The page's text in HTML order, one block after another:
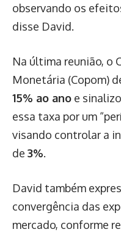
observando os
disse David.
Na última reunião, o
Monetária (Copom)
15% ao ano e
essa taxa por um
visando controlar a
de 3%.
David também
convergência das
mercado, conforme